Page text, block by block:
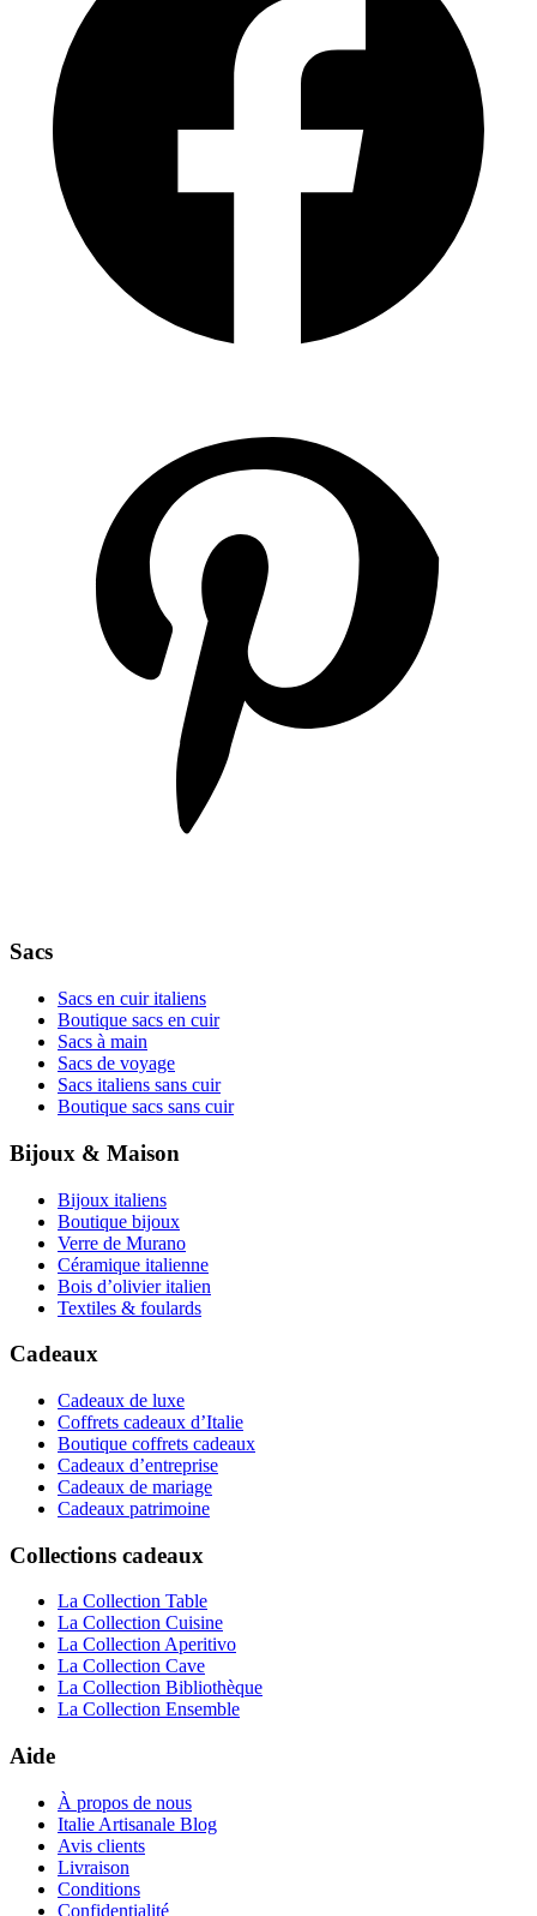
Sacs
Sacs en cuir italiens
Boutique sacs en cuir
Sacs à main
Sacs de voyage
Sacs italiens sans cuir
Boutique sacs sans cuir
Bijoux & Maison
Bijoux italiens
Boutique bijoux
Verre de Murano
Céramique italienne
Bois d’olivier italien
Textiles & foulards
Cadeaux
Cadeaux de luxe
Coffrets cadeaux d’Italie
Boutique coffrets cadeaux
Cadeaux d’entreprise
Cadeaux de mariage
Cadeaux patrimoine
Collections cadeaux
La Collection Table
La Collection Cuisine
La Collection Aperitivo
La Collection Cave
La Collection Bibliothèque
La Collection Ensemble
Aide
À propos de nous
Italie Artisanale Blog
Avis clients
Livraison
Conditions
Confidentialité